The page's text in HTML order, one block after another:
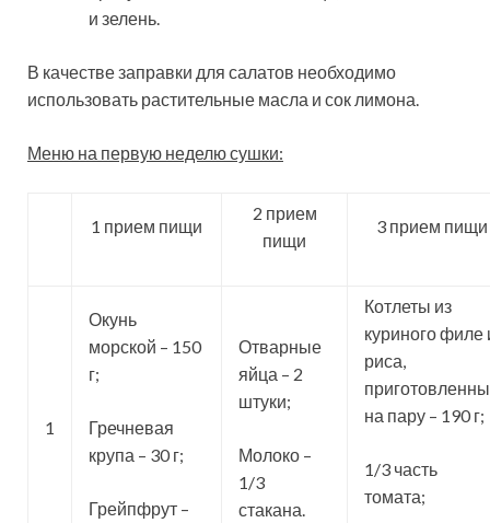
и зелень.
В качестве заправки для салатов необходимо
использовать растительные масла и сок лимона.
Меню на первую неделю сушки:
1 прием пищи
2 прием
пищи
3 прием пищи
1
Окунь
морской – 150
г;
Гречневая
крупа – 30 г;
Грейпфрут –
Отварные
яйца – 2
штуки;
Молоко –
1/3
стакана.
Котлеты из
куриного филе
риса,
на пару – 190 г;
1/3 часть
томата;